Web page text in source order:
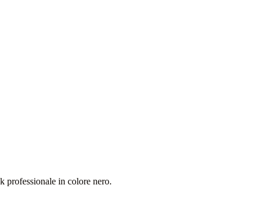
professionale in colore nero.